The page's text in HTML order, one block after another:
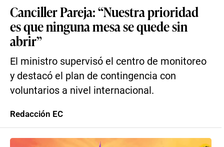
Canciller Pareja: “Nuestra prioridad
es que ninguna mesa se quede sin
abrir”
El ministro supervisó el centro de monitoreo
y destacó el plan de contingencia con
voluntarios a nivel internacional.
Redacción EC